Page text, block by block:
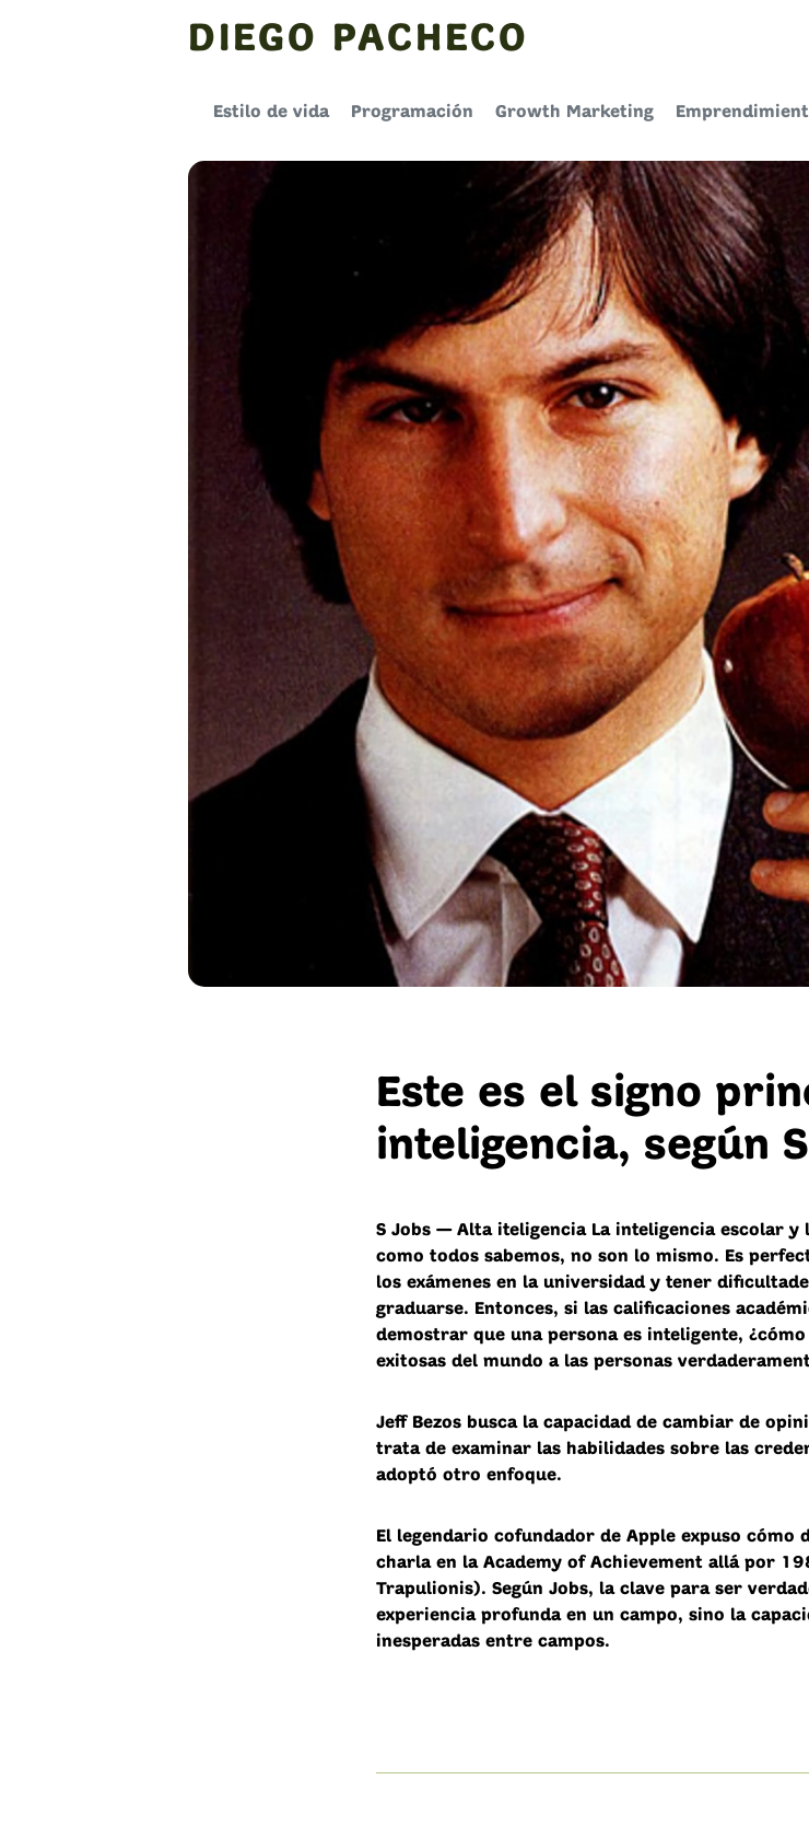
DIEGO PACHECO
Estilo de vida Programación Growth Marketing
Este es el signo
inteligencia, según
S Jobs — Alta iteligencia La inteligencia escolar
como todos sabemos, no son lo mismo. Es
los exámenes en la universidad y tener
graduarse. Entonces, si las calificaciones
demostrar que una persona es inteligente,
exitosas del mundo a las personas
Jeff Bezos busca la capacidad de cambiar de
trata de examinar las habilidades sobre las
adoptó otro enfoque.
El legendario cofundador de Apple expuso cómo
charla en la Academy of Achievement allá por
Trapulionis). Según Jobs, la clave para ser
experiencia profunda en un campo, sino la
inesperadas entre campos.